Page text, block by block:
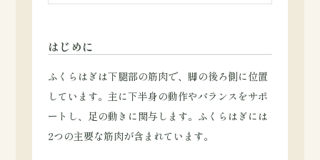
はじめに
ふくらはぎは下腿部の筋肉で、脚の後ろ側に位置
しています。主に下半身の動作やバランスをサポ
ートし、足の動きに関与します。ふくらはぎには
2つの主要な筋肉が含まれています。